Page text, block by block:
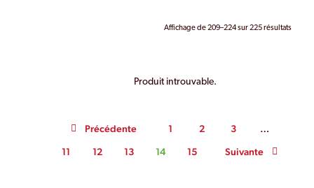
Affichage de 209–224 sur 225 résultats
Produit introuvable.
Précédente 1 2 3 …
11 12 13 14 15 Suivante